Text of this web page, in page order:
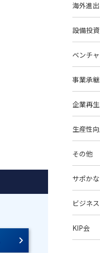
海外進出
設備投資
ベンチ
事業承継
企業再生
生産性
その他
サポかな
ビジネ
KIP会